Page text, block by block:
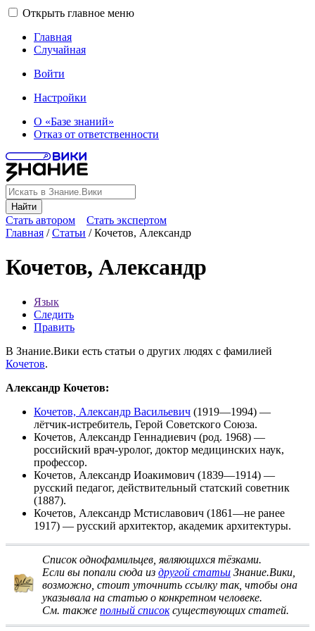
Открыть главное меню
Главная
Случайная
Войти
Настройки
О «Базе знаний»
Отказ от ответственности
Найти
Стать автором
Стать экспертом
Главная /Статьи /Кочетов, Александр
Кочетов, Александр
Язык
Следить
Править
В Знание.Вики есть статьи о других людях с фамилией
Кочетов.
Александр Кочетов:
Кочетов, Александр Васильевич (1919—1994) —
лётчик-истребитель, Герой Советского Союза.
Кочетов, Александр Геннадиевич (род. 1968) —
российский врач-уролог, доктор медицинских наук,
профессор.
Кочетов, Александр Иоакимович (1839—1914) —
русский педагог, действительный статский советник
(1887).
Кочетов, Александр Мстиславович (1861—не ранее
1917) — русский архитектор, академик архитектуры.
Список однофамильцев, являющихся тёзками.
Если вы попали сюда из другой статьи Знание.Вики,
возможно, стоит уточнить ссылку так, чтобы она
указывала на статью о конкретном человеке.
См. также полный списоксуществующих статей.